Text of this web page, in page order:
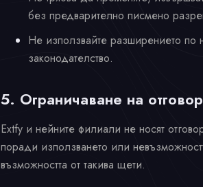
без предварително писмено
Не използвайте разширението по
законодателство.
5. Ограничаване на
Extfy и нейните филиали не носят
поради използването или
възможността от такива щети.